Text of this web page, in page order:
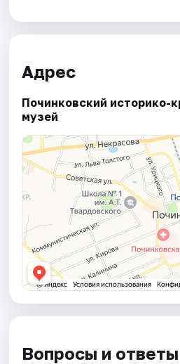
Адрес
Починковский историко-
музей
Вопросы и ответы